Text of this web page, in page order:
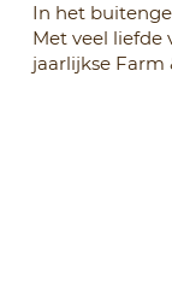
In het
Met veel liefde
jaarlijkse Farm